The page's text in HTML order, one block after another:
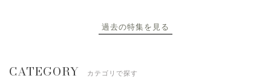
過去の特集を見る
CATEGORY カテゴリで探す